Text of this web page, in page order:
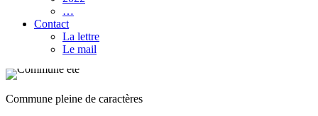
…
Contact
La lettre
Le mail
Commune pleine de caractères